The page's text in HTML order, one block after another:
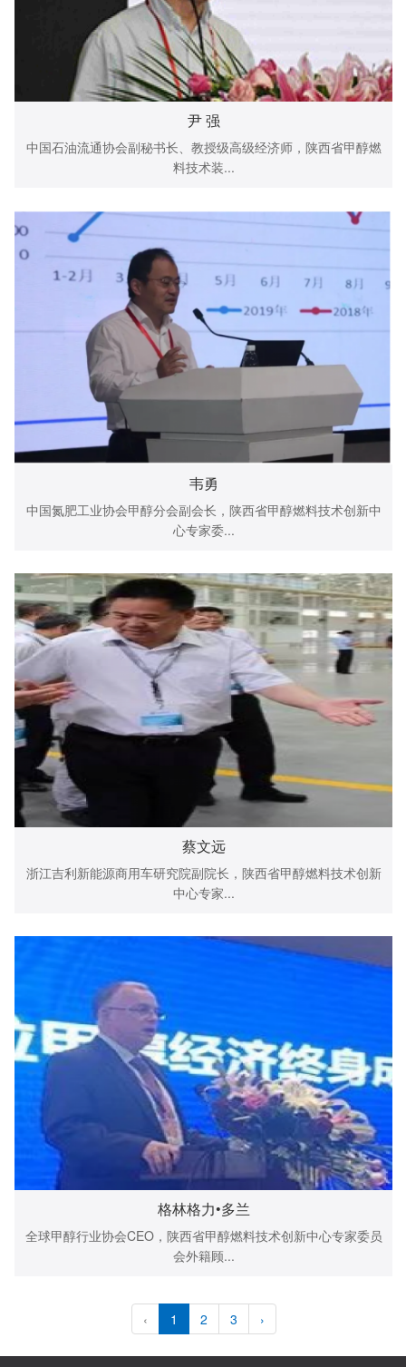
尹 强
中国石油流通协会副秘书长、教授级高级经济师，陕西省甲醇燃
料技术装...
韦勇
中国氮肥工业协会甲醇分会副会长，陕西省甲醇燃料技术创新中
心专家委...
蔡文远
浙江吉利新能源商用车研究院副院长，陕西省甲醇燃料技术创新
中心专家...
格林格力•多兰
全球甲醇行业协会CEO，陕西省甲醇燃料技术创新中心专家委员
会外籍顾...
‹ 1 2 3 ›